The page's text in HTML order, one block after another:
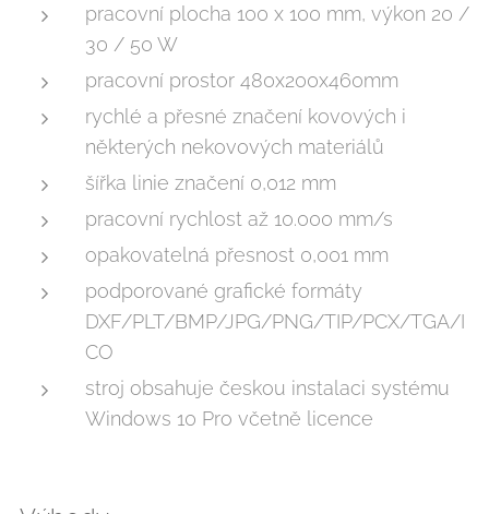
pracovní plocha 100 x 100 mm, výkon 20 /
30 / 50 W
pracovní prostor 480x200x460mm
rychlé a přesné značení kovových i
některých nekovových materiálů
šířka linie značení 0,012 mm
pracovní rychlost až 10.000 mm/s
opakovatelná přesnost 0,001 mm
podporované grafické formáty
DXF/PLT/BMP/JPG/PNG/TIP/PCX/TGA/I
CO
stroj obsahuje českou instalaci systému
Windows 10 Pro včetně licence